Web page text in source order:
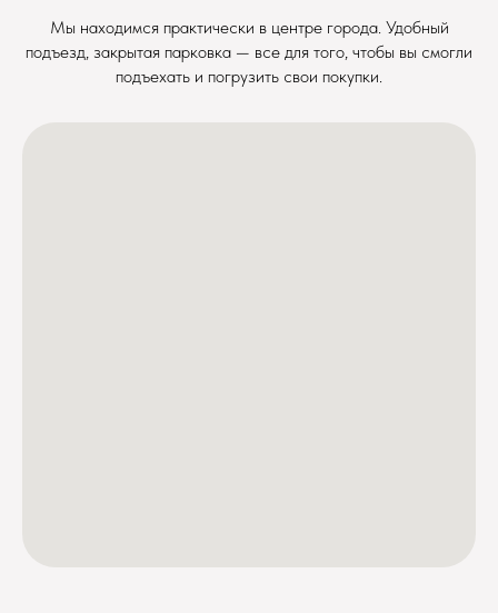
Мы находимся практически в центре города. Удобный
подъезд, закрытая парковка — все для того, чтобы вы смогли
подъехать и погрузить свои покупки.